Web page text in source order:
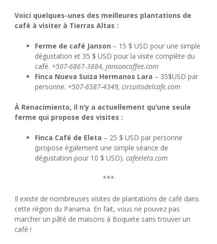
Voici quelques-unes des meilleures plantations de
café à visiter à Tierras Altas :
Ferme de café Janson – 15 $ USD pour une simple
dégustation et 35 $ USD pour la visite complète du
café. +507-6867-3884, jansoncoffee.com
Finca Nueva Suiza Hermanos Lara – 35$USD par
personne. +507-6587-4349, circuitodelcafe.com
À Renacimiento, il n’y a actuellement qu’une seule
ferme qui propose des visites :
Finca Café de Eleta – 25 $ USD par personne
(propose également une simple séance de
dégustation pour 10 $ USD). cafeeleta.com
***
Il existe de nombreuses visites de plantations de café dans
cette région du Panama. En fait, vous ne pouvez pas
marcher un pâté de maisons à Boquete sans trouver un
café !